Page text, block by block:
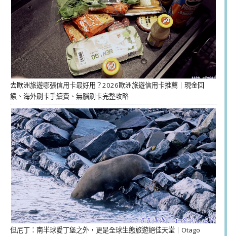
去歐洲旅遊哪張信用卡最好用？2026歐洲旅遊信用卡推薦｜現金回
饋、海外刷卡手續費、無腦刷卡完整攻略
但尼丁：南半球愛丁堡之外，更是全球生態旅遊絕佳天堂｜Otago